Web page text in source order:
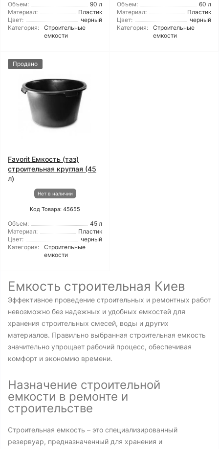
Объем:
90 л
Материал:
Пластик
Цвет:
черный
Категория:
Строительные
емкости
Объем:
60 л
Материал:
Пластик
Цвет:
черный
Категория:
Строительные
емкости
Продано
Favorit Емкость (таз)
строительная круглая (45
л)
Нет в наличии
Код Товара: 45655
Объем:
45 л
Материал:
Пластик
Цвет:
черный
Категория:
Строительные
емкости
Емкость строительная Киев
Эффективное проведение строительных и ремонтных работ
невозможно без надежных и удобных емкостей для
хранения строительных смесей, воды и других
материалов. Правильно выбранная строительная емкость
значительно упрощает рабочий процесс, обеспечивая
комфорт и экономию времени.
Назначение строительной
емкости в ремонте и
строительстве
Строительная емкость – это специализированный
резервуар, предназначенный для хранения и